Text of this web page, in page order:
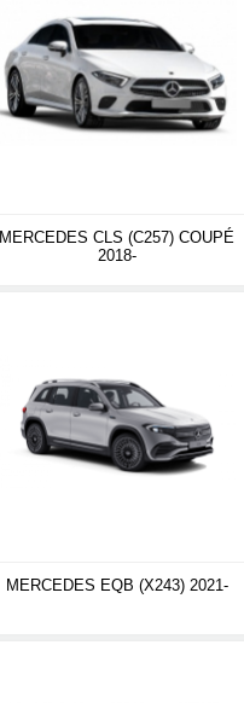
MERCEDES CLS (C257) COUPÉ
2018-
MERCEDES EQB (X243) 2021-